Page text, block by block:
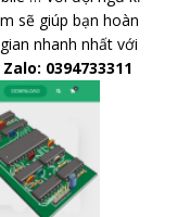
sẽ giúp bạn hoàn
nhanh nhất với
0394733311